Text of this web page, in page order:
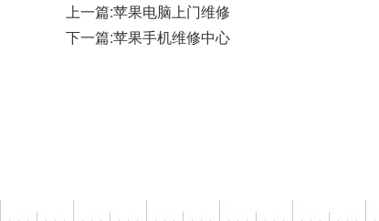
上一篇:苹果电脑上门维修
下一篇:苹果手机维修中心